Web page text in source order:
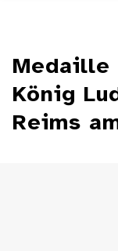
Medaille
König
Reims